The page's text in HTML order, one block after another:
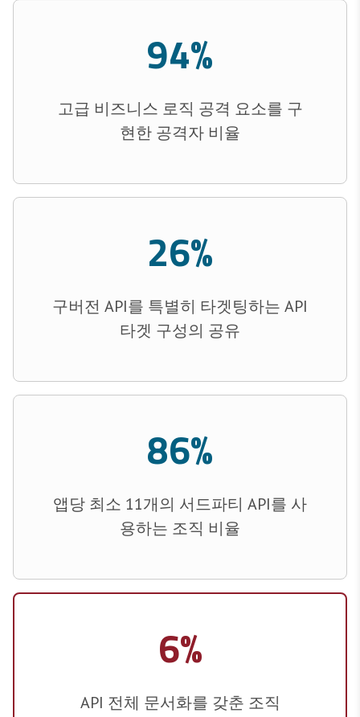
94%
고급 비즈니스 로직 공격 요소를 구
현한 공격자 비율
26%
구버전 API를 특별히 타겟팅하는 API
타겟 구성의 공유
86%
앱당 최소 11개의 서드파티 API를 사
용하는 조직 비율
6%
API 전체 문서화를 갖춘 조직